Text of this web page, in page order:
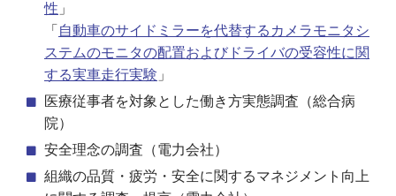
性 」
「 自動車のサイドミラーを代替するカメラモニタシ
ステムのモニタの配置およびドライバの受容性に関
する実車走行実験 」
医療従事者を対象とした働き方実態調査（総合病
院）
安全理念の調査（電力会社）
組織の品質・疲労・安全に関するマネジメント向上